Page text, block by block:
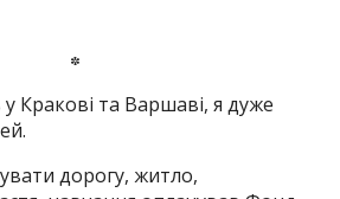
*
Кракові та Варшаві, я дуже
дорогу, житло,